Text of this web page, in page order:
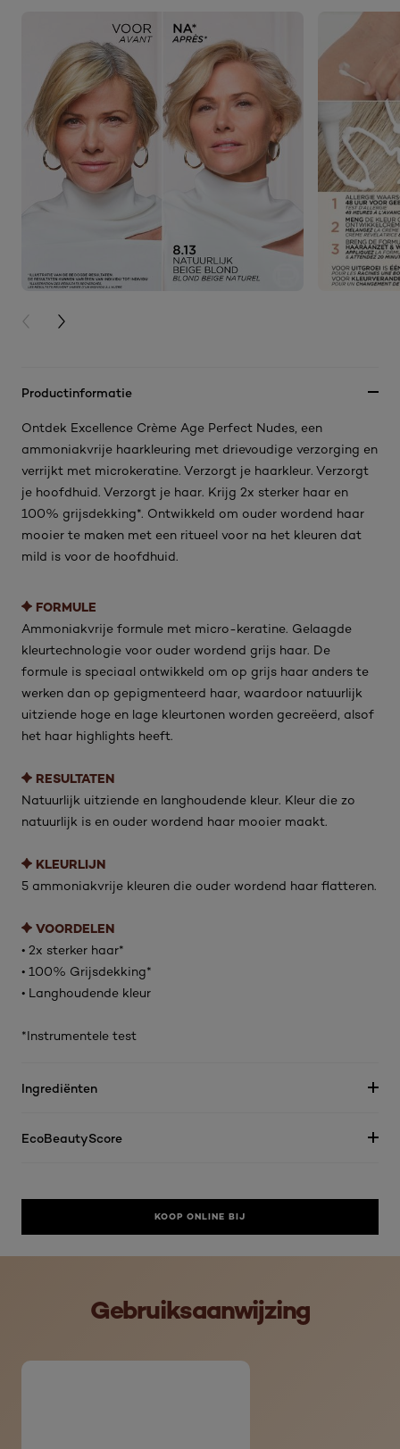
PREVIOUS CARD
NEXT CARD
Productinformatie
Ontdek Excellence Crème Age Perfect Nudes, een
ammoniakvrije haarkleuring met drievoudige verzorging en
verrijkt met microkeratine. Verzorgt je haarkleur. Verzorgt
je hoofdhuid. Verzorgt je haar. Krijg 2x sterker haar en
100% grijsdekking*. Ontwikkeld om ouder wordend haar
mooier te maken met een ritueel voor na het kleuren dat
mild is voor de hoofdhuid.
FORMULE
Ammoniakvrije formule met micro-keratine. Gelaagde
kleurtechnologie voor ouder wordend grijs haar. De
formule is speciaal ontwikkeld om op grijs haar anders te
werken dan op gepigmenteerd haar, waardoor natuurlijk
uitziende hoge en lage kleurtonen worden gecreëerd, alsof
het haar highlights heeft.
RESULTATEN
Natuurlijk uitziende en langhoudende kleur. Kleur die zo
natuurlijk is en ouder wordend haar mooier maakt.
KLEURLIJN
5 ammoniakvrije kleuren die ouder wordend haar flatteren.
VOORDELEN
• 2x sterker haar*
• 100% Grijsdekking*
• Langhoudende kleur
*Instrumentele test
Ingrediënten
EcoBeautyScore
KOOP ONLINE BIJ
Gebruiksaanwijzing